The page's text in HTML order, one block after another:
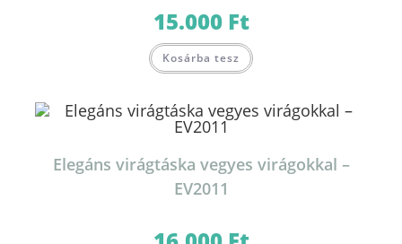
15.000 Ft
Kosárba tesz
Elegáns virágtáska vegyes virágokkal –
EV2011